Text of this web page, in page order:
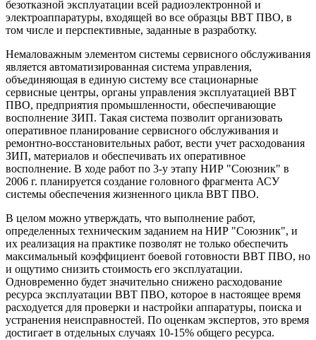
безотказной эксплуатации всей радиоэлектронной и
электроаппаратуры, входящей во все образцы ВВТ ПВО, в
том числе и перспективные, заданные в разработку.
Немаловажным элементом системы сервисного обслуживания
является автоматизированная система управления,
объединяющая в единую систему все стационарные
сервисные центры, органы управления эксплуатацией ВВТ
ПВО, предприятия промышленности, обеспечивающие
восполнение ЗИП. Такая система позволит организовать
оперативное планирование сервисного обслуживания и
ремонтно-восстановительных работ, вести учет расходования
ЗИП, материалов и обеспечивать их оперативное
восполнение. В ходе работ по 3-у этапу НИР "Союзник" в
2006 г. планируется создание головного фрагмента АСУ
системы обеспечения жизненного цикла ВВТ ПВО.
В целом можно утверждать, что выполнение работ,
определенных техническим заданием на НИР "Союзник", и
их реализация на практике позволят не только обеспечить
максимальный коэффициент боевой готовности ВВТ ПВО, но
и ощутимо снизить стоимость его эксплуатации.
Одновременно будет значительно снижено расходование
ресурса эксплуатации ВВТ ПВО, которое в настоящее время
расходуется для проверки и настройки аппаратуры, поиска и
устранения неисправностей. По оценкам экспертов, это время
достигает в отдельных случаях 10-15% общего ресурса.